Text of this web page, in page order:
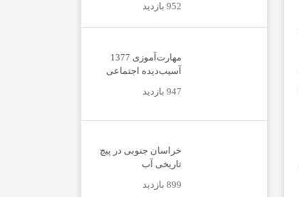
952 بازدید
مهارت‌آموزی 1377
آسیب‌دیده اجتماعی
947 بازدید
خراسان جنوبی در پیچ
تاریخی آب
899 بازدید